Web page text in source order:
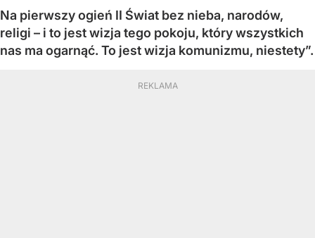
Na pierwszy ogień II Świat bez nieba, narodów,
religi – i to jest wizja tego pokoju, który wszystkich
nas ma ogarnąć. To jest wizja komunizmu, niestety”.